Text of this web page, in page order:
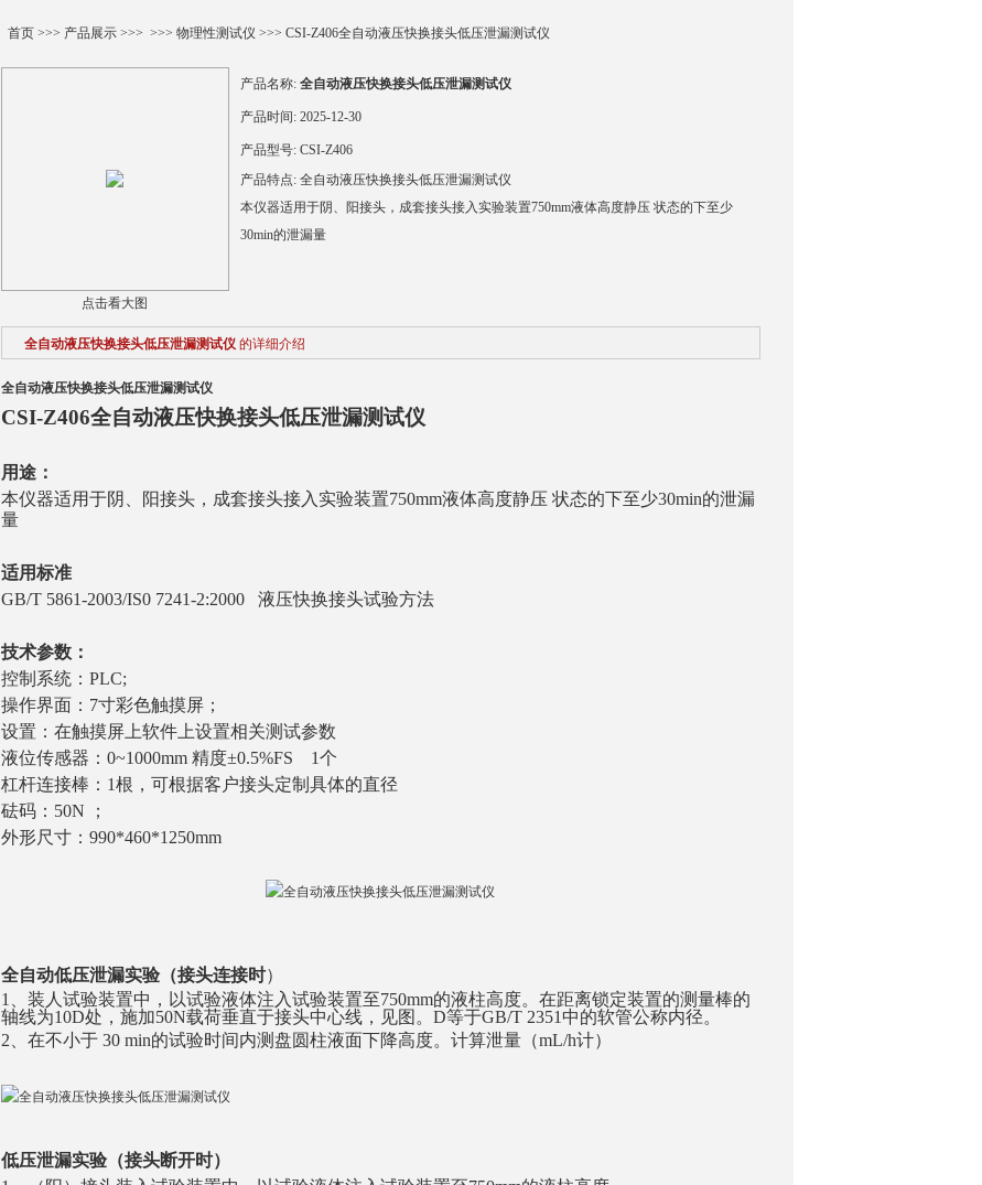
首页>>> 产品展示>>> >>> 物理性测试仪 >>> CSI-Z406全自动液压快换接头低压泄漏测试仪
点击看大图
产品名称: 全自动液压快换接头低压泄漏测试仪
产品时间: 2025-12-30
产品型号: CSI-Z406
产品特点: 全自动液压快换接头低压泄漏测试仪
本仪器适用于阴、阳接头，成套接头接入实验装置750mm液体高度静压 状态的下至少
30min的泄漏量
全自动液压快换接头低压泄漏测试仪 的详细介绍
全自动液压快换接头低压泄漏测试仪
CSI-Z406全自动液压快换接头低压泄漏测试仪
用途：
本仪器适用于阴、阳接头，成套接头接入实验装置750mm液体高度静压 状态的下至少30min的泄漏
量
适用标准
GB/T 5861-2003/IS0 7241-2:2000 液压快换接头试验方法
技术参数：
控制系统：PLC;
操作界面：7寸彩色触摸屏；
设置：在触摸屏上软件上设置相关测试参数
液位传感器：0~1000mm 精度±0.5%FS 1个
杠杆连接棒：1根，可根据客户接头定制具体的直径
砝码：50N
；
外形尺寸：990*460*1250mm
全自动低压泄漏实验（接头连接时）
1、 装人试验装置中，以试验液体注入试验装置至750mm的液柱高度。在距离锁定装置的测量棒的
轴线为10D处，施加50N载荷垂直于接头中心线，见图。D等于GB/T 2351中的软管公称内径。
2、 在不小于 30 min的试验时间内测盘圆柱液面下降高度。计算泄量（mL/h计）
低压泄漏实验（接头断开时）